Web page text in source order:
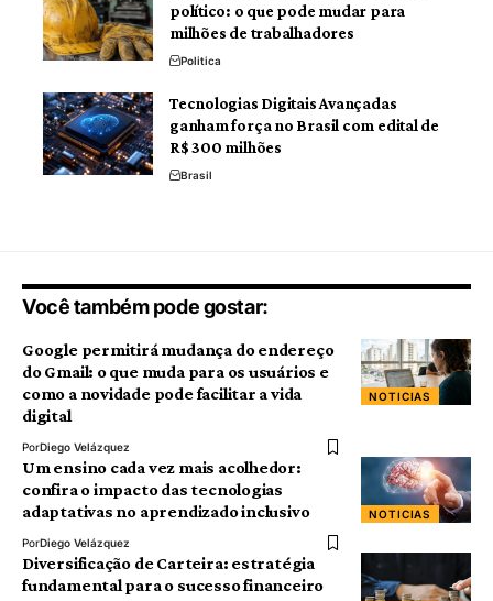
político: o que pode mudar para
milhões de trabalhadores
Politica
Tecnologias Digitais Avançadas
ganham força no Brasil com edital de
R$ 300 milhões
Brasil
Você também pode gostar:
NOTICIAS
Google permitirá mudança do endereço
do Gmail: o que muda para os usuários e
como a novidade pode facilitar a vida
digital
PorDiego Velázquez
NOTICIAS
Um ensino cada vez mais acolhedor:
confira o impacto das tecnologias
adaptativas no aprendizado inclusivo
PorDiego Velázquez
Diversificação de Carteira: estratégia
fundamental para o sucesso financeiro